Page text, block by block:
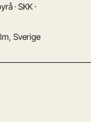
· SKK ·
Sverige